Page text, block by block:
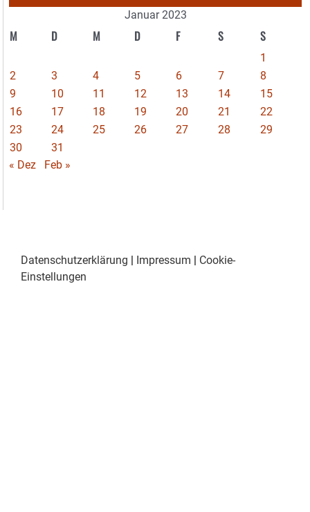
Januar 2023
M D M D F S S
1
2
3 4 5 6 7
8
9
10 11 12 13 14
15
16
17 18 19 20 21
22
23
24 25 26 27 28
29
30
31
« Dez
Feb »
Datenschutzerklärung | Impressum | Cookie-
Einstellungen